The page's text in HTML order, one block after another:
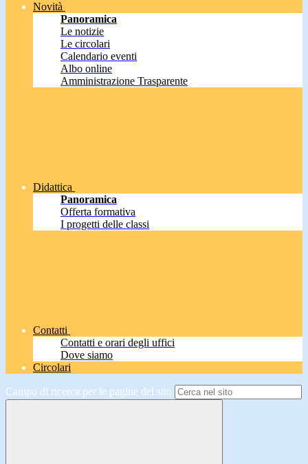
Novità
Panoramica
Le notizie
Le circolari
Calendario eventi
Albo online
Amministrazione Trasparente
Didattica
Panoramica
Offerta formativa
I progetti delle classi
Contatti
Contatti e orari degli uffici
Dove siamo
Circolari
Campo di ricerca per le pagine del sito